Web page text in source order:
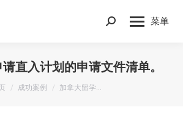
菜单
Search:
直入计划的申请文件清单。
这里：
成功案例 加拿大留学…